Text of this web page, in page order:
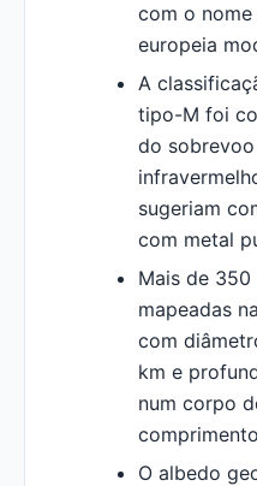
com o
europeia
A
tipo-M foi
do
sugeriam
com metal
Mais de
mapeadas
com
km e
num corpo
O albedo